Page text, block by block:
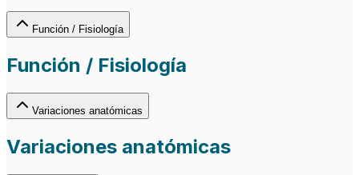
Función / Fisiología
Función / Fisiología
Variaciones anatómicas
Variaciones anatómicas